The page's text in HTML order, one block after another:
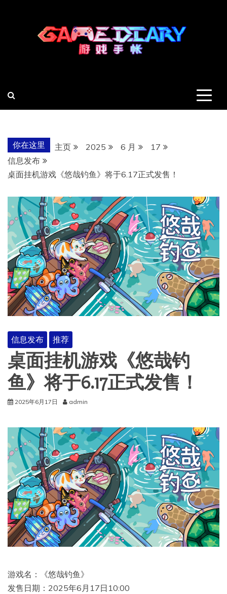
你在这里 主页 2025 6 月
17
信息发布
桌面挂机游戏《悠哉钓鱼》将于6.17正式发售！
信息发布 推荐
桌面挂机游戏《悠哉钓
鱼》将于6.17正式发售！
2025年6月17日 admin
游戏名：《悠哉钓鱼》
发售日期：2025年6月17日10:00